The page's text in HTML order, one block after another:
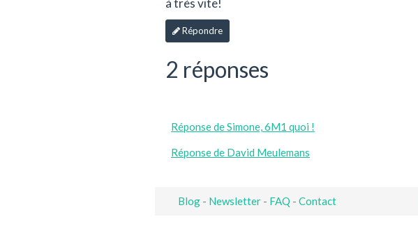
à très vite!
Répondre
2 réponses
Réponse de Simone, 6M1 quoi !
Réponse de David Meulemans
Blog - Newsletter - FAQ -Contact